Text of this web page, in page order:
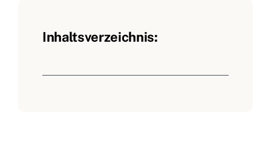
Inhaltsverzeichnis: